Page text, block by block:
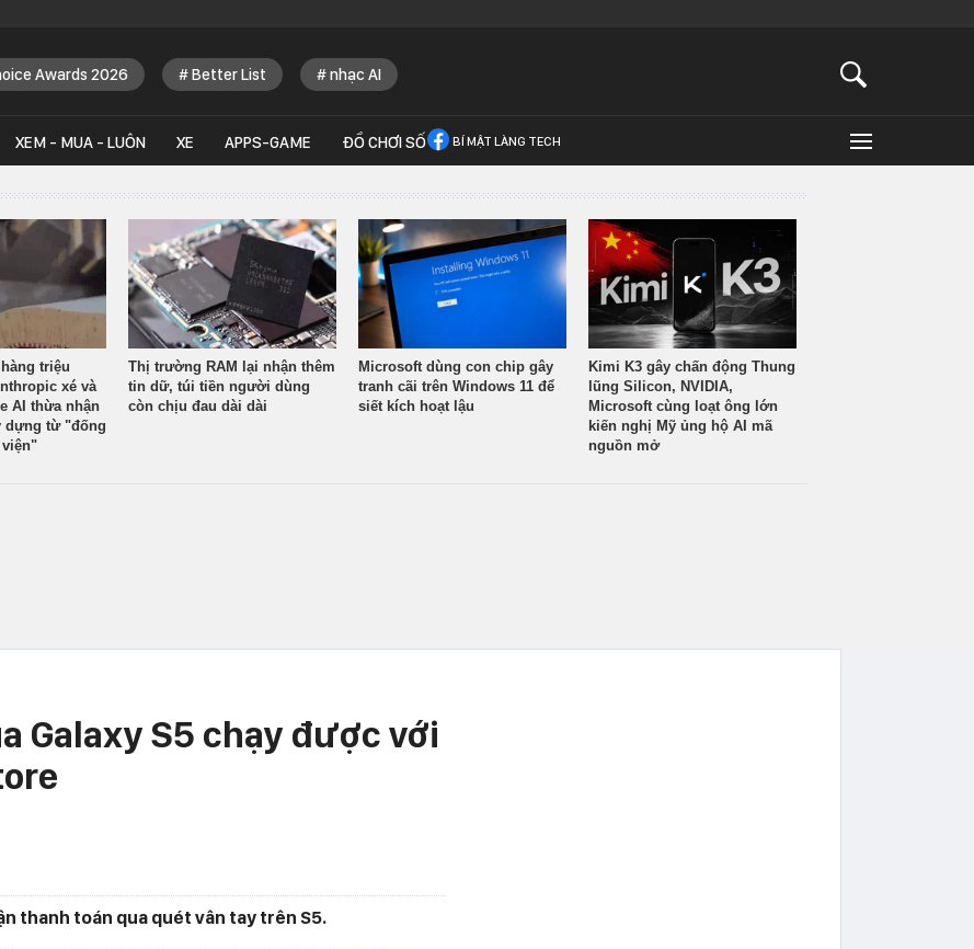
Awards 2026 Better List nhạc AI
XEM - MUA - LUÔN XE APPS-GAME ĐỒ CHƠI SỐ BÍ MẬT LÀNG TECH
triệu
xé và
AI thừa nhận
dựng từ "đống
Thị trường RAM lại nhận thêm
tin dữ, túi tiền người dùng
còn chịu đau dài dài
Microsoft dùng con chip gây
tranh cãi trên Windows 11 để
siết kích hoạt lậu
Kimi K3 gây chấn động Thung
lũng Silicon, NVIDIA,
Microsoft cùng loạt ông lớn
kiến nghị Mỹ ủng hộ AI mã
nguồn mở
Galaxy S5 chạy được với
thanh toán qua quét vân tay trên S5.